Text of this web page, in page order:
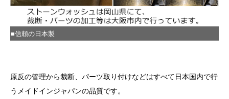
■信頼の日本製
原反の管理から裁断、パーツ取り付けなどはすべて日本国内で行
うメイドインジャパンの品質です。